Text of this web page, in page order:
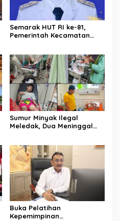
Semarak HUT RI ke-81,
Pemerintah Kecamatan
Sumur Minyak Ilegal
Meledak, Dua Meninggal
Cepat
Buka Pelatihan
Kepemimpinan